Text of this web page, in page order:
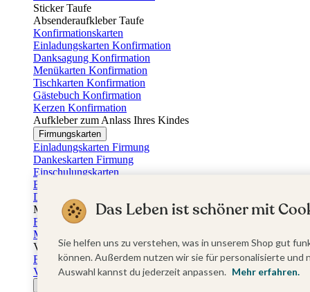
Sticker Taufe
Absenderaufkleber Taufe
Konfirmationskarten
Einladungskarten Konfirmation
Danksagung Konfirmation
Menükarten Konfirmation
Tischkarten Konfirmation
Gästebuch Konfirmation
Kerzen Konfirmation
Aufkleber zum Anlass Ihres Kindes
Firmungskarten
Einladungskarten Firmung
Dankeskarten Firmung
Einschulungskarten
Einladungskarten Einschulung
Danksagung Einschulung
Muttertag
Fotogeschenke Muttertag
Muttertagskarten
Vatertag
Fotogeschenke Vatertag
Vatertagskarten
Das Leben ist schöner mit
Sie helfen uns zu verstehen, was in unserem Shop gut
können. Außerdem nutzen wir sie für personalisierte
Auswahl kannst du jederzeit anpassen. Mehr erfahren.